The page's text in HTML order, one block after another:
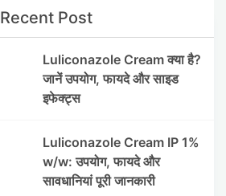
Recent Post
Luliconazole Cream क्या है?
जानें उपयोग, फायदे और साइड
इफेक्ट्स
Luliconazole Cream IP 1%
w/w: उपयोग, फायदे और
सावधानियां पूरी जानकारी